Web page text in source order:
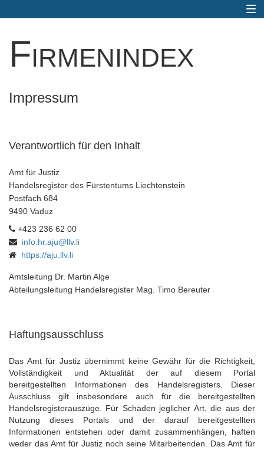
Firmenindex
Impressum
Verantwortlich für den Inhalt
Amt für Justiz
Handelsregister des Fürstentums Liechtenstein
Postfach 684
9490 Vaduz
+423 236 62 00
info.hr.aju@llv.li
https://aju.llv.li
Amtsleitung Dr. Martin Alge
Abteilungsleitung Handelsregister Mag. Timo Bereuter
Haftungsausschluss
Das Amt für Justiz übernimmt keine Gewähr für die Richtigkeit,
Vollständigkeit und Aktualität der auf diesem Portal
bereitgestellten Informationen des Handelsregisters. Dieser
Ausschluss gilt insbesondere auch für die bereitgestellten
Handelsregisterauszüge. Für Schäden jeglicher Art, die aus der
Nutzung dieses Portals und der darauf bereitgestellten
Informationen entstehen oder damit zusammenhängen, haften
weder das Amt für Justiz noch seine Mitarbeitenden. Das Amt für